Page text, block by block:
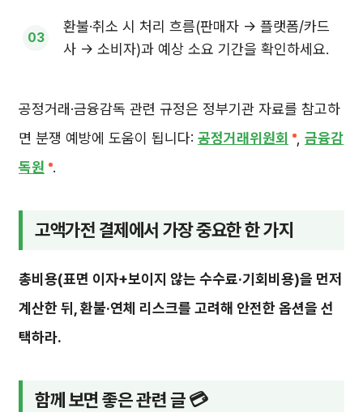
환불·취소 시 처리 흐름(판매자 → 플랫폼/카드
사 → 소비자)과 예상 소요 기간을 확인하세요.
공정거래·금융감독 관련 규정은 정부기관 자료를 참고하
면 분쟁 예방에 도움이 됩니다: 공정거래위원회
금융감
독원 .
고액가전 결제에서 가장 중요한 한 가지
총비용(표면 이자+보이지 않는 수수료·기회비용)을 먼저
계산한 뒤, 환불·연체 리스크를 고려해 안전한 옵션을 선
택하라.
함께 보면 좋은 관련 글 💳